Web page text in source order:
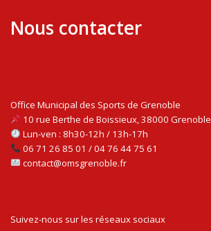
Nous contacter
Office Municipal des Sports de Grenoble
10 rue Berthe de Boissieux, 38000 Grenoble
Lun-ven : 8h30-12h / 13h-17h
06 71 26 85 01 / 04 76 44 75 61
contact@omsgrenoble.fr
Suivez-nous sur les réseaux sociaux